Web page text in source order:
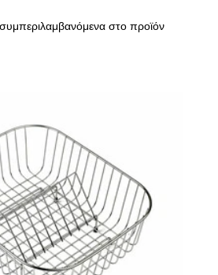
στο προϊόν